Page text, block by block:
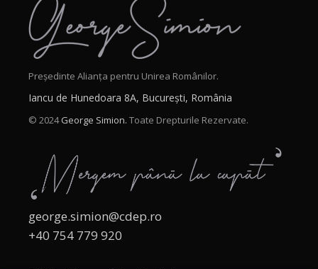
Președinte Alianța pentru Unirea Românilor.
Iancu de Hunedoara 8A, București, România
© 2024George Simion. Toate Drepturile Rezervate.
george.simion@cdep.ro
+40 754 779 920